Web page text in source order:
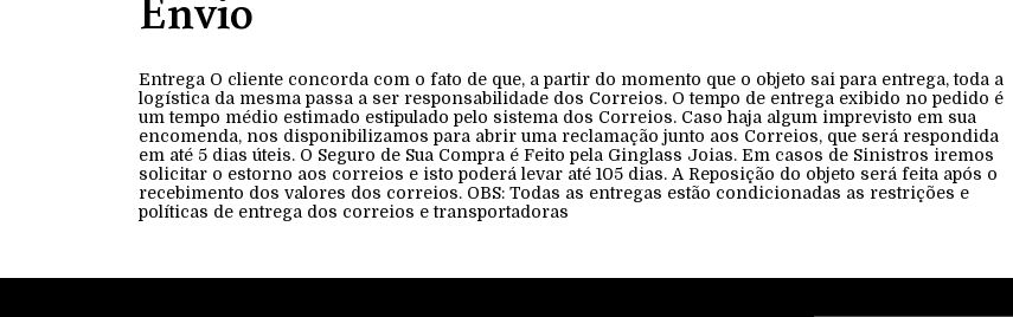
Entrega O cliente concorda com o fato de que, a partir do momento que o objeto sai para entrega, toda a
logística da mesma passa a ser responsabilidade dos Correios. O tempo de entrega exibido no pedido é
um tempo médio estimado estipulado pelo sistema dos Correios. Caso haja algum imprevisto em sua
encomenda, nos disponibilizamos para abrir uma reclamação junto aos Correios, que será respondida
em até 5 dias úteis. O Seguro de Sua Compra é Feito pela Ginglass Joias. Em casos de Sinistros iremos
solicitar o estorno aos correios e isto poderá levar até 105 dias. A Reposição do objeto será feita após o
recebimento dos valores dos correios. OBS: Todas as entregas estão condicionadas as restrições e
políticas de entrega dos correios e transportadoras